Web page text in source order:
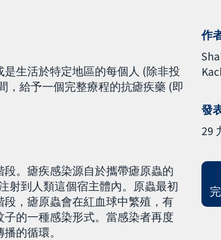
生活於特定地區的每個人 (除非投
，給予一個完整療程的抗瘧疾藥 (即
。瘧疾感染源自於攜帶瘧原蟲的
射到人類這個宿主體內。原蟲最初
，瘧原蟲會在紅血球中繁殖，有
的一種感染形式。當感染者再度
的循環。
作
發
29